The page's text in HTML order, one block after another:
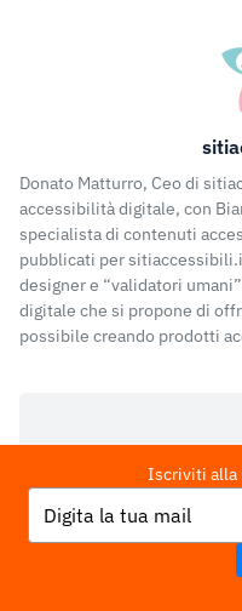
Donato Matturro, Ceo di
accessibilità digitale, con
specialista di contenuti
pubblicati per
designer e “validatori
digitale che si propone di
possibile creando prodotti
UX Portfolio: da
chiave
Previous Post
Iscriviti alla
your
email